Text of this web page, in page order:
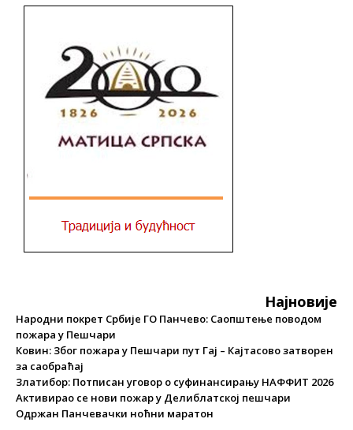
Најновије
Народни покрет Србије ГО Панчево: Саопштење поводом
пожара у Пешчари
Ковин: Због пожара у Пешчари пут Гај – Кајтасово затворен
за саобраћај
Златибор: Потписан уговор о суфинансирању НАФФИТ 2026
Активирао се нови пожар у Делиблатској пешчари
Одржан Панчевачки ноћни маратон